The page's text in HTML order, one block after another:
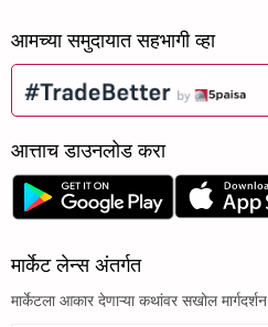
आमच्या समुदायात सहभागी व्हा
आत्ताच डाउनलोड करा
मार्केट लेन्स अंतर्गत
मार्केटला आकार देणाऱ्या कथांवर सखोल मार्गदर्शन